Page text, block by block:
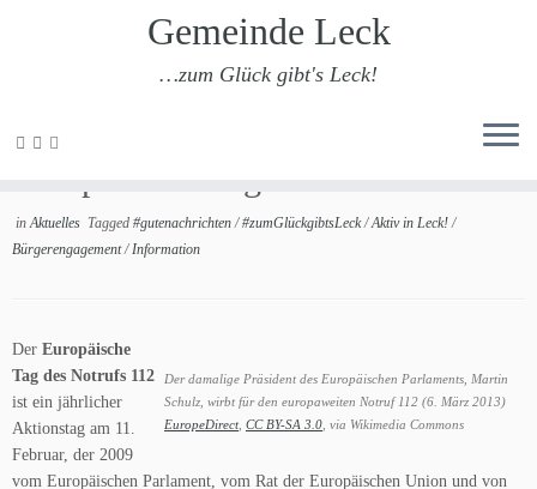
Zum
Gemeinde Leck
…zum Glück gibt's Leck!
inAktuelles Tagged #gutenachrichten/#zumGlückgibtsLeck/Aktiv in Leck!/
Bürgerengagement/Information
Der damalige Präsident des Europäischen Parlaments, Martin
Schulz, wirbt für den europaweiten Notruf 112 (6. März 2013)
EuropeDirect CC BY-SA 3.0 , via Wikimedia Commons
Der Europäische
Tag des Notrufs 112
ist ein jährlicher
Aktionstag am 11.
Februar, der 2009
vom Europäischen Parlament, vom Rat der Europäischen Union und von